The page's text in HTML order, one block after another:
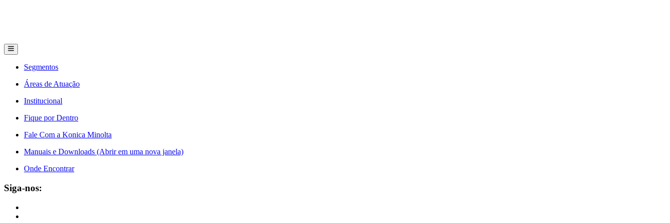
Segmentos
Áreas de Atuação
Institucional
Fique por Dentro
Fale Com a Konica Minolta
Manuais e Downloads (Abrir em uma nova janela)
Onde Encontrar
Siga-nos: